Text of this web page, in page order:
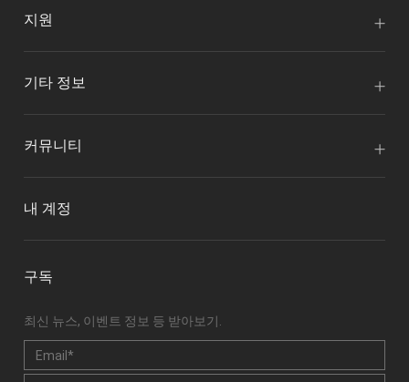
지원
기타 정보
커뮤니티
내 계정
구독
최신 뉴스, 이벤트 정보 등 받아보기.